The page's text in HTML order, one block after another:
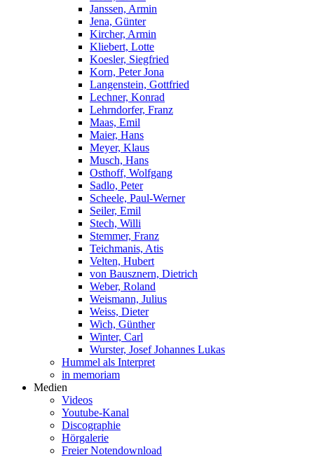
Janssen, Armin
Jena, Günter
Kircher, Armin
Kliebert, Lotte
Koesler, Siegfried
Korn, Peter Jona
Langenstein, Gottfried
Lechner, Konrad
Lehrndorfer, Franz
Maas, Emil
Maier, Hans
Meyer, Klaus
Musch, Hans
Osthoff, Wolfgang
Sadlo, Peter
Scheele, Paul-Werner
Seiler, Emil
Stech, Willi
Stemmer, Franz
Teichmanis, Atis
Velten, Hubert
von Bausznern, Dietrich
Weber, Roland
Weismann, Julius
Weiss, Dieter
Wich, Günther
Winter, Carl
Wurster, Josef Johannes Lukas
Hummel als Interpret
in memoriam
Medien
Videos
Youtube-Kanal
Discographie
Hörgalerie
Freier Notendownload